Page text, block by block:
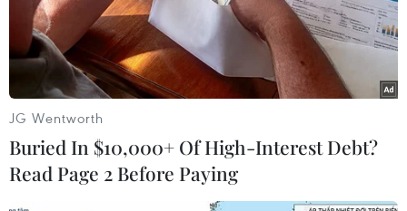
#Thú nuôi
Tp. Hồ Chí Minh
JG Wentworth
Buried In $10,000+ Of High-Interest Debt?
Read Page 2 Before Paying